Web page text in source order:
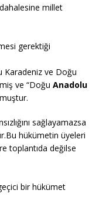
millet
gerektiği
Karadeniz ve Doğu
ve “Doğu Anadolu
sağlayamazsa
hükümetin üyeleri
toplantıda değilse
bir hükümet